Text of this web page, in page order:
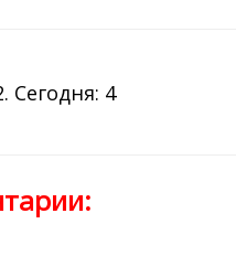
Сегодня: 4